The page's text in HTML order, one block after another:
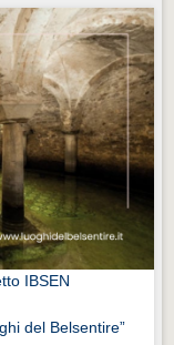
IBSEN
del Belsentire”